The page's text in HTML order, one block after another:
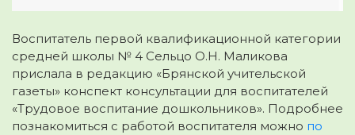
Воспитатель первой квалификационной категории
средней школы № 4 Сельцо О.Н. Маликова
прислала в редакцию «Брянской учительской
газеты» конспект консультации для воспитателей
«Трудовое воспитание дошкольников». Подробнее
познакомиться с работой воспитателя можно по